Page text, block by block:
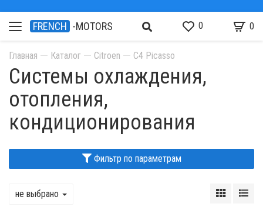
FRENCH -MOTORS 0 0
Главная Каталог Citroen C4 Picasso
Системы охлаждения,
отопления,
кондиционирования
Фильтр по параметрам
не выбрано